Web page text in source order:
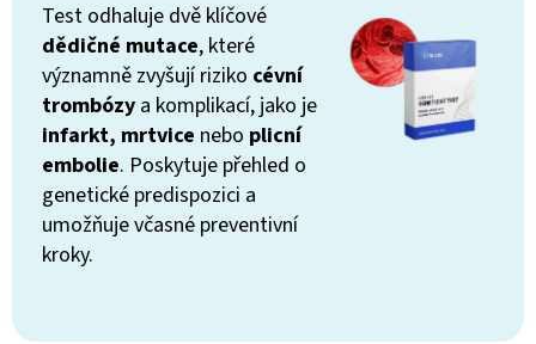
Test odhaluje dvě klíčové
dědičné mutace, které
významně zvyšují riziko cévní
trombózy a komplikací, jako je
infarkt, mrtvice nebo plicní
embolie. Poskytuje přehled o
genetické predispozici a
umožňuje včasné preventivní
kroky.